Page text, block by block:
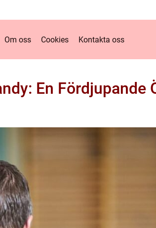
Om oss Cookies Kontakta oss
En Fördjupande